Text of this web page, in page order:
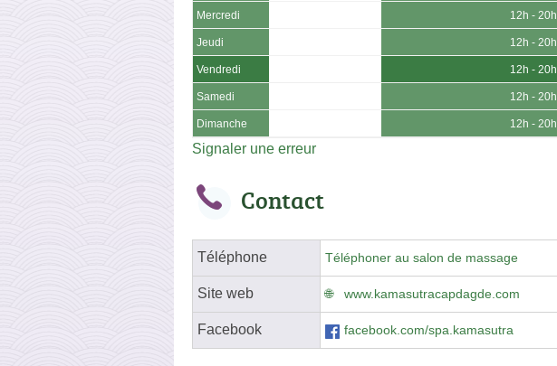
Mercredi 12h - 20h
Jeudi 12h - 20h
Vendredi 12h - 20h
Samedi 12h - 20h
Dimanche 12h - 20h
Signaler une erreur
Contact
Téléphone Téléphoner au salon de massage
Site web www.kamasutracapdagde.com
Facebook facebook.com/spa.kamasutra